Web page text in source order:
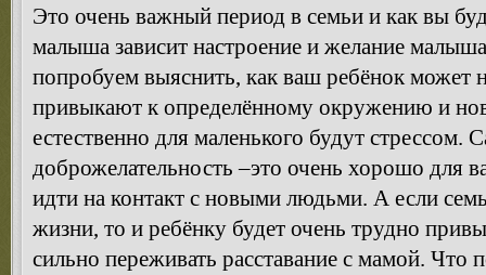
Это очень важный период в семьи и как вы
малыша зависит настроение и желание
попробуем выяснить, как ваш ребёнок может
привыкают к определённому окружению и
естественно для маленького будут стрессом.
доброжелательность –это очень хорошо для
идти на контакт с новыми людьми. А если
жизни, то и ребёнку будет очень трудно
сильно переживать расставание с мамой. Что